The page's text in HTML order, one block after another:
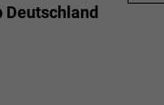
Deutschland